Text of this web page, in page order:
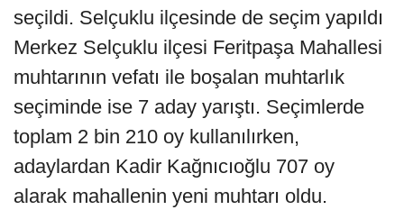
seçildi. Selçuklu ilçesinde de seçim yapıldı
Merkez Selçuklu ilçesi Feritpaşa Mahallesi
muhtarının vefatı ile boşalan muhtarlık
seçiminde ise 7 aday yarıştı. Seçimlerde
toplam 2 bin 210 oy kullanılırken,
adaylardan Kadir Kağnıcıoğlu 707 oy
alarak mahallenin yeni muhtarı oldu.